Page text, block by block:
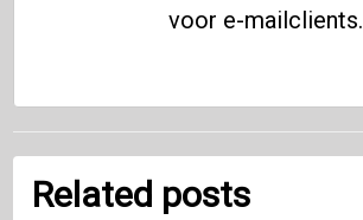
voor e-mailclients.
Related posts